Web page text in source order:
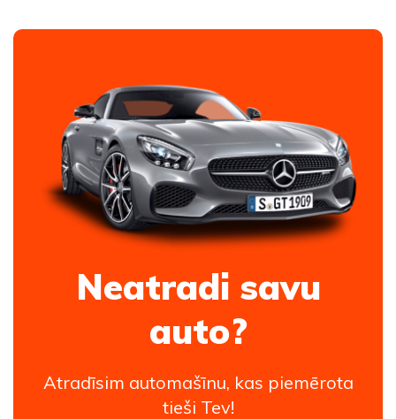
Neatradi savu
auto?
Atradīsim automašīnu, kas piemērota
tieši Tev!